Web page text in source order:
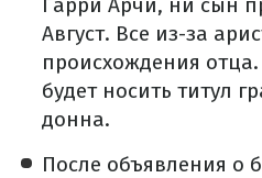
Август. Все из-за
происхождения отца.
будет носить титул
донна.
После объявления о